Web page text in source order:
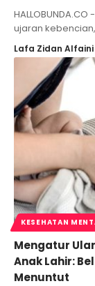
ujaran
Lafa Zidan Alfaini
KESEHATAN
Mengatur
Anak Lahir:
Menuntut